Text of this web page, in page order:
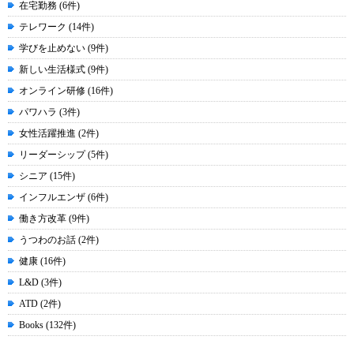
在宅勤務 (6件)
テレワーク (14件)
学びを止めない (9件)
新しい生活様式 (9件)
オンライン研修 (16件)
パワハラ (3件)
女性活躍推進 (2件)
リーダーシップ (5件)
シニア (15件)
インフルエンザ (6件)
働き方改革 (9件)
うつわのお話 (2件)
健康 (16件)
L&D (3件)
ATD (2件)
Books (132件)